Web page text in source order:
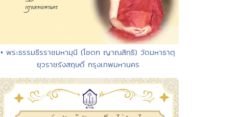
• พระธรรมธีรราชมหามุนี (โชดก ญาณสิทฺธิ) วัดมหาธาตุ
ยุวราชรังสฤษดิ์ กรุงเทพมหานคร